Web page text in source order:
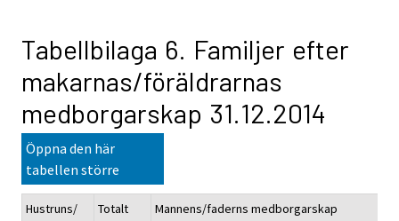
Tabellbilaga 6. Familjer efter
makarnas/föräldrarnas
medborgarskap 31.12.2014
Öppna den här
tabellen större
Hustruns/
Totalt
Mannens/faderns medborgarskap